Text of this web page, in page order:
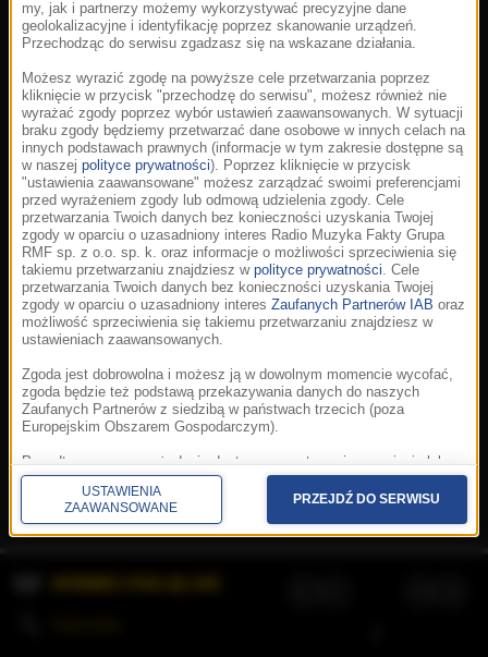
Korzystanie z portalu oznacza akceptację
Prywatność.Aplikacje.© 2026 Radio Muzyka
Fakty Grupa RMF sp. z o.o. sp. k.
my, jak i partnerzy możemy wykorzystywać precyzyjne dane
geolokalizacyjne i identyfikację poprzez skanowanie urządzeń.
Przechodząc do serwisu zgadzasz się na wskazane działania.
Możesz wyrazić zgodę na powyższe cele przetwarzania poprzez
kliknięcie w przycisk "przechodzę do serwisu", możesz również nie
wyrażać zgody poprzez wybór ustawień zaawansowanych. W sytuacji
braku zgody będziemy przetwarzać dane osobowe w innych celach na
innych podstawach prawnych (informacje w tym zakresie dostępne są
w naszej polityce prywatności). Poprzez kliknięcie w przycisk
"ustawienia zaawansowane" możesz zarządzać swoimi preferencjami
przed wyrażeniem zgody lub odmową udzielenia zgody. Cele
przetwarzania Twoich danych bez konieczności uzyskania Twojej
zgody w oparciu o uzasadniony interes Radio Muzyka Fakty Grupa
RMF sp. z o.o. sp. k. oraz informacje o możliwości sprzeciwienia się
takiemu przetwarzaniu znajdziesz w polityce prywatności. Cele
przetwarzania Twoich danych bez konieczności uzyskania Twojej
zgody w oparciu o uzasadniony interes Zaufanych Partnerów IAB oraz
możliwość sprzeciwienia się takiemu przetwarzaniu znajdziesz w
ustawieniach zaawansowanych.
Zgoda jest dobrowolna i możesz ją w dowolnym momencie wycofać,
zgoda będzie też podstawą przekazywania danych do naszych
Zaufanych Partnerów z siedzibą w państwach trzecich (poza
Europejskim Obszarem Gospodarczym).
Ponadto masz prawo żądania dostępu, sprostowania, usunięcia lub
ograniczenia przetwarzania danych, a także złożenia skargi do
Prezesa Urzędu Ochrony Danych Osobowych. W polityce prywatności
znajdziesz informacje jak wykonać swoje prawa. Szczegółowe
informacje na temat przetwarzania Twoich danych znajdują się w
USTAWIENIA
ZAAWANSOWANE
PRZEJDŹ DO SERWISU